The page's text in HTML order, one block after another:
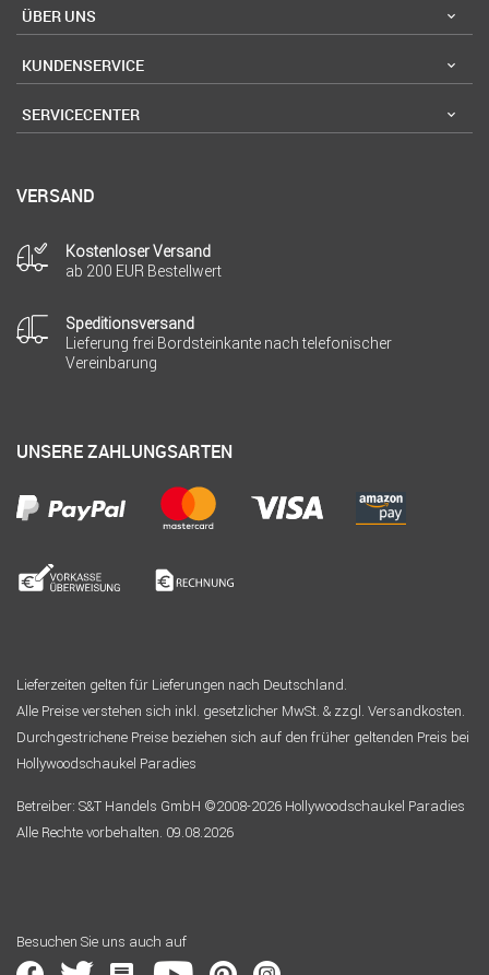
ÜBER UNS
KUNDENSERVICE
SERVICECENTER
VERSAND
Kostenloser Versand
ab 200 EUR Bestellwert
Speditionsversand
Lieferung frei Bordsteinkante nach telefonischer
Vereinbarung
UNSERE ZAHLUNGSARTEN
Lieferzeiten gelten für Lieferungen nach Deutschland.
Alle Preise verstehen sich inkl. gesetzlicher MwSt. & zzgl. Versandkosten.
Durchgestrichene Preise beziehen sich auf den früher geltenden Preis bei
Hollywoodschaukel Paradies
Betreiber: S&T Handels GmbH ©2008-2026 Hollywoodschaukel Paradies
Alle Rechte vorbehalten. 09.08.2026
Besuchen Sie uns auch auf